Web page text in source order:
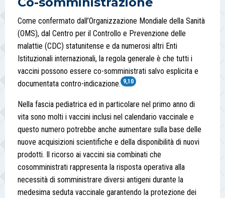
Come confermato dall’Organizzazione Mondiale della Sanità
(OMS), dal Centro per il Controllo e Prevenzione delle
malattie (CDC) statunitense e da numerosi altri Enti
Istituzionali internazionali, la regola generale è che tutti i
vaccini possono essere co-somministrati salvo esplicita e
documentata contro-indicazione. 9,10
Nella fascia pediatrica ed in particolare nel primo anno di
vita sono molti i vaccini inclusi nel calendario vaccinale e
questo numero potrebbe anche aumentare sulla base delle
nuove acquisizioni scientifiche e della disponibilità di nuovi
prodotti. Il ricorso ai vaccini sia combinati che
cosomministrati rappresenta la risposta operativa alla
necessità di somministrare diversi antigeni durante la
medesima seduta vaccinale garantendo la protezione dei